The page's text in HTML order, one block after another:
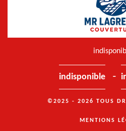
indisponible -
©2025 - 2026 TOUS
MENTIONS